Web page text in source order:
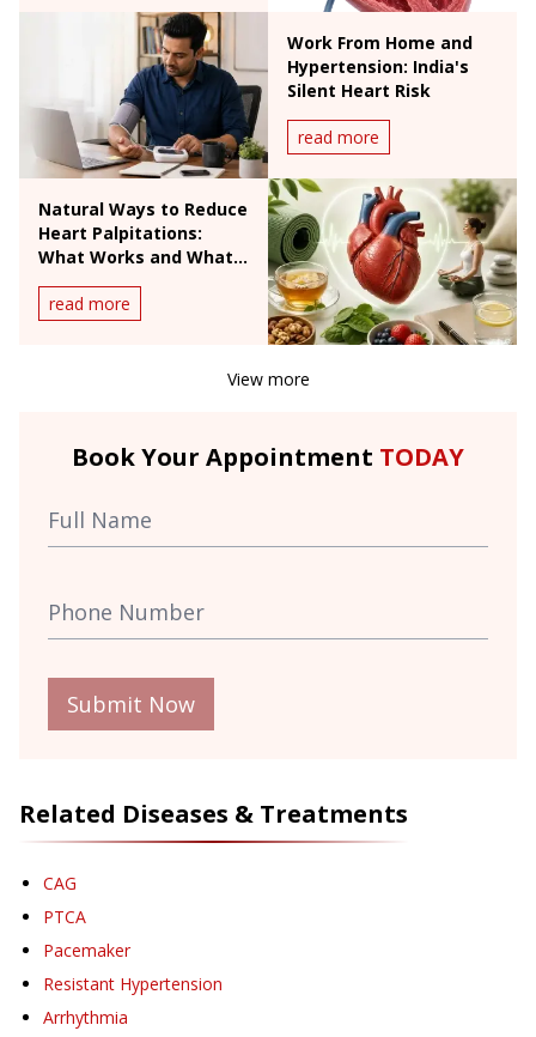
Work From Home and
Hypertension: India's
Silent Heart Risk
read more
Natural Ways to Reduce
Heart Palpitations:
What Works and What
Doesn't
read more
View more
Book Your Appointment TODAY
Submit Now
Related Diseases & Treatments
CAG
PTCA
Pacemaker
Resistant Hypertension
Arrhythmia